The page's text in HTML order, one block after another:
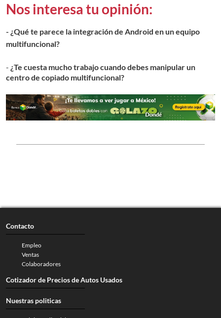
Nos interesa tu opinión:
- ¿Qué te parece la integración de Android en un equipo
multifuncional?
- ¿Te cuesta mucho trabajo cuando debes manipular un
centro de copiado multifuncional?
Contacto
Empleo
Ventas
Colaboradores
Cotizador de Precios de Autos Usados
Nuestras politicas